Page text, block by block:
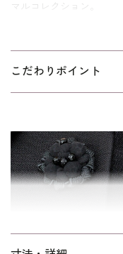
マルコレクション。
ーのジャケットと分量
コードパイピングをアク
アー感を出しています。
喪服としてはもちろん
学式の式服としてもおす
隠れる安心な丈。ミセ
います。
こだわりポイント